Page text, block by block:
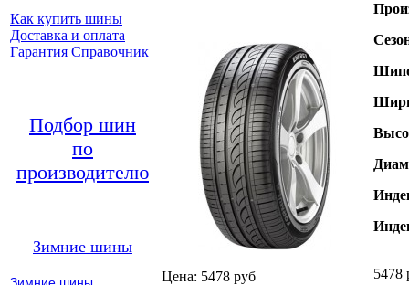
Как купить шины
Доставка и оплата
Гарантия Справочник
Подбор шин
по
производителю
Зимние шины
Цена: 5478 руб
5478